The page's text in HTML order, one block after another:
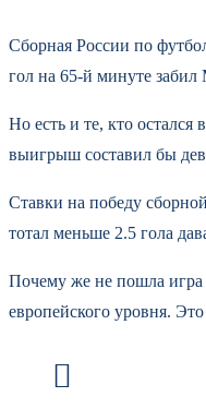
Сборная России по
гол на 65-й минуте забил
Но есть и те, кто
выигрыш составил бы
Ставки на победу
тотал меньше 2.5 гола
Почему же не пошла игра
европейского уровня.